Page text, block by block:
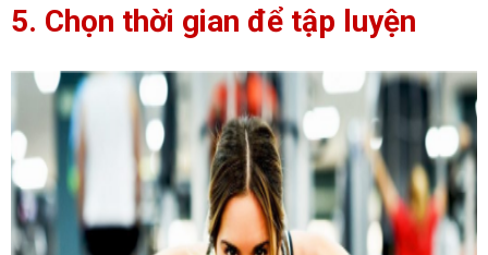
5. Chọn thời gian để tập luyện